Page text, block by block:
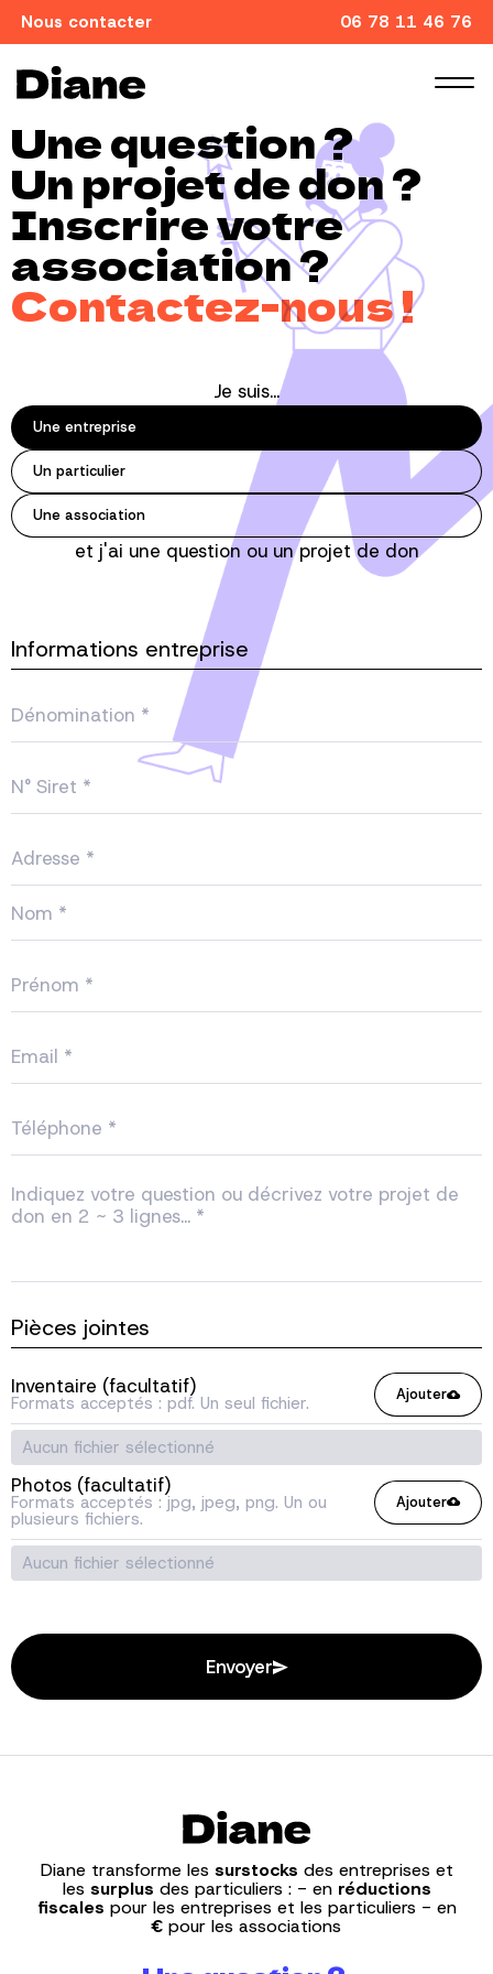
Nous contacter 06 78 11 46 76
Une question ?
Un projet de don ?
Inscrire votre
association ?
Contactez-nous !
Je suis...
Une entreprise
Un particulier
Une association
et j'ai une question ou un projet de don
Informations entreprise
Pièces jointes
Inventaire (facultatif)
Formats acceptés : pdf. Un seul fichier. Ajouter
Aucun fichier sélectionné
Photos (facultatif)
Formats acceptés : jpg, jpeg, png. Un ou
plusieurs fichiers.
Ajouter
Aucun fichier sélectionné
Envoyer
Diane transforme les surstocks des entreprises et
les surplus des particuliers :- en réductions
fiscales pour les entreprises et les particuliers - en
€ pour les associations